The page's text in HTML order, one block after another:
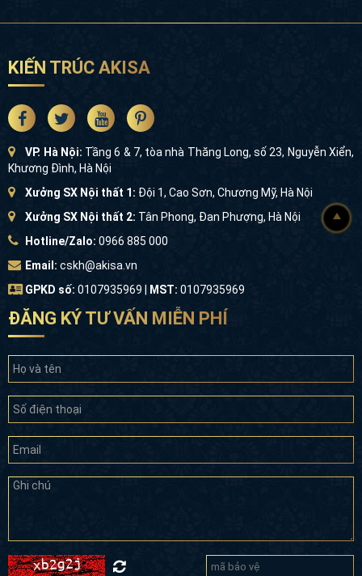
KIẾN TRÚC AKISA
VP. Hà Nội: Tầng 6 & 7, tòa nhà Thăng Long, số 23, Nguyễn Xiển,
Khương Đình, Hà Nội
Xưởng SX Nội thất 1: Đội 1, Cao Sơn, Chương Mỹ, Hà Nội
Xưởng SX Nội thất 2: Tân Phong, Đan Phượng, Hà Nội
Hotline/Zalo: 0966 885 000
Email: cskh@akisa.vn
GPKD số: 0107935969 | MST: 0107935969
ĐĂNG KÝ TƯ VẤN MIỄN PHÍ